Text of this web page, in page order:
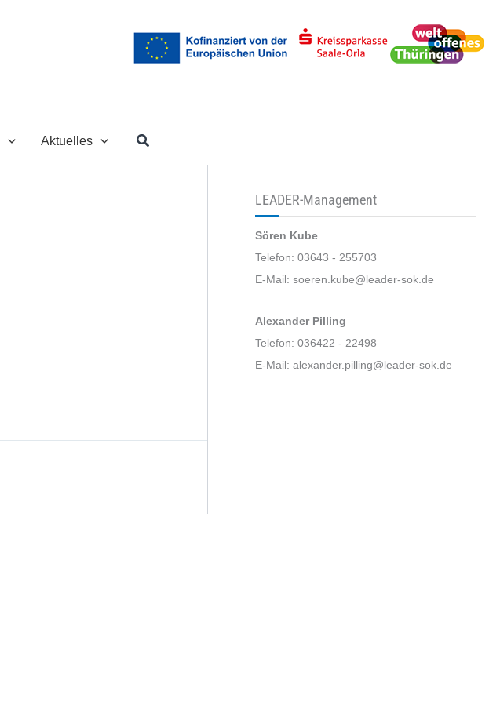
Aktuelles Suchen
LEADER-Management
Sören Kube
Telefon: 03643 - 255703
E-Mail: soeren.kube@leader-sok.de
Alexander Pilling
Telefon: 036422 - 22498
E-Mail: alexander.pilling@leader-sok.de